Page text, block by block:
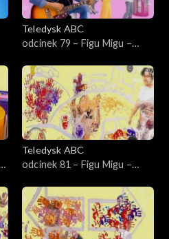
Teledysk ABC
odcinek 79 – Figu Migu –
Teledysk ABC
odcinek 81 – Figu Migu –